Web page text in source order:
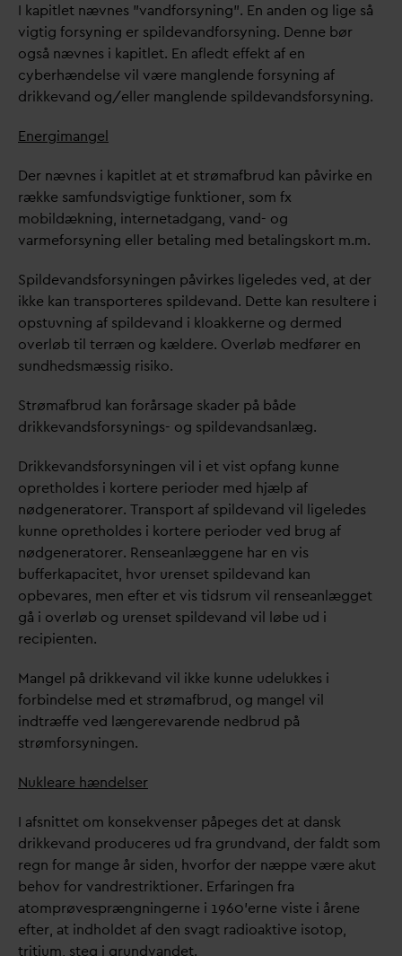
I kapitlet nævnes ”vandforsyning”. En anden og lige så
vigtig forsyning er spildevandforsyning. Denne bør
også nævnes i kapitlet. En afledt effekt af en
cyberhændelse vil være manglende forsyning af
drikkevand og/eller manglende spildevandsforsyning.
Energimangel
Der nævnes i kapitlet at et strømafbrud kan påvirke en
række samfundsvigtige funktioner, som fx
mobildækning, internetadgang, vand- og
varmeforsyning eller betaling med betalingskort m.m.
Spildevandsforsyningen påvirkes ligeledes ved, at der
ikke kan transporteres spildevand. Dette kan resultere i
opstuvning af spildevand i kloakkerne og dermed
overløb til terræn og kældere. Overløb medfører en
sundhedsmæssig risiko.
Strømafbrud kan forårsage skader på både
drikkevandsforsynings- og spildevandsanlæg.
Drikkevandsforsyningen vil i et vist opfang kunne
opretholdes i kortere perioder med hjælp af
nødgeneratorer. Transport af spildevand vil ligeledes
kunne opretholdes i kortere perioder ved brug af
nødgeneratorer. Renseanlæggene har en vis
bufferkapacitet, hvor urenset spildevand kan
opbevares, men efter et vis tidsrum vil renseanlægget
gå i overløb og urenset spildevand vil løbe ud i
recipienten.
Mangel på drikkevand vil ikke kunne udelukkes i
forbindelse med et strømafbrud, og mangel vil
indtræffe ved længerevarende nedbrud på
strømforsyningen.
Nukleare hændelser
I afsnittet om konsekvenser påpeges det at dansk
drikkevand produceres ud fra grundvand, der faldt som
regn for mange år siden, hvorfor der næppe være akut
behov for vandrestriktioner. Erfaringen fra
atomprøvesprængningerne i 1960’erne viste i årene
efter, at indholdet af den svagt radioaktive isotop,
tritium, steg i grundvandet.